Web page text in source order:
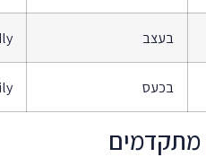
בעצב
בכעס
מתקדמים